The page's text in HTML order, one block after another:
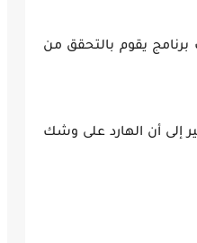
يقوم بالتحقق من
إلى أن الهارد على وشك